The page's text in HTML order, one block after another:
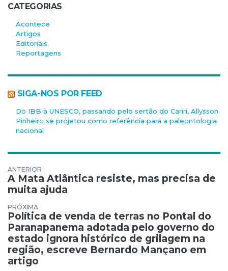
CATEGORIAS
Acontece
Artigos
Editoriais
Reportagens
SIGA-NOS POR FEED
Do IBB à UNESCO, passando pelo sertão do Cariri, Allysson
Pinheiro se projetou como referência para a paleontologia
nacional
Navegação de Post
A Mata Atlântica resiste, mas precisa de
muita ajuda
Política de venda de terras no Pontal do
Paranapanema adotada pelo governo do
estado ignora histórico de grilagem na
região, escreve Bernardo Mançano em
artigo